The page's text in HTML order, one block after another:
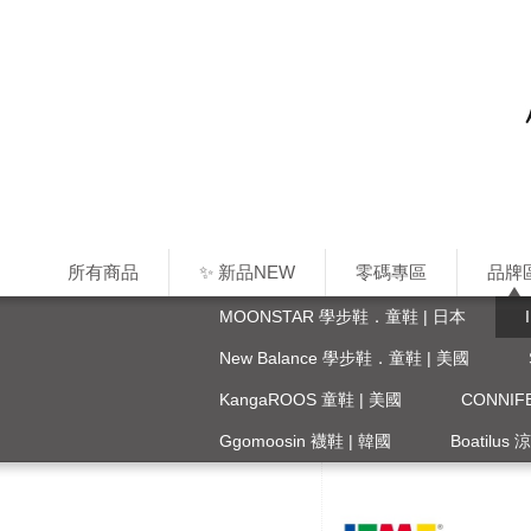
所有商品 ✨ 新品NEW 零碼專區 品牌
MOONSTAR 學步鞋．童鞋 | 日本
New Balance 學步鞋．童鞋 | 美國
KangaROOS 童鞋 | 美國
Ggomoosin 襪鞋 | 韓國 Boatilus